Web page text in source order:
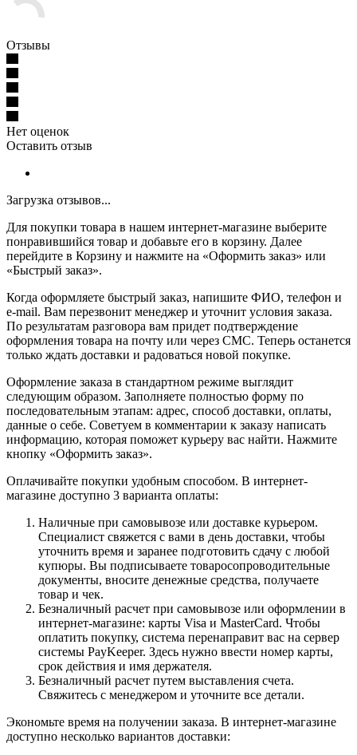
Отзывы
Нет оценок
Оставить отзыв
Загрузка отзывов...
Для покупки товара в нашем интернет-магазине выберите
понравившийся товар и добавьте его в корзину. Далее
перейдите в Корзину и нажмите на «Оформить заказ» или
«Быстрый заказ».
Когда оформляете быстрый заказ, напишите ФИО, телефон и
e-mail. Вам перезвонит менеджер и уточнит условия заказа.
По результатам разговора вам придет подтверждение
оформления товара на почту или через СМС. Теперь останется
только ждать доставки и радоваться новой покупке.
Оформление заказа в стандартном режиме выглядит
следующим образом. Заполняете полностью форму по
последовательным этапам: адрес, способ доставки, оплаты,
данные о себе. Советуем в комментарии к заказу написать
информацию, которая поможет курьеру вас найти. Нажмите
кнопку «Оформить заказ».
Оплачивайте покупки удобным способом. В интернет-
магазине доступно 3 варианта оплаты:
Наличные при самовывозе или доставке курьером.
Специалист свяжется с вами в день доставки, чтобы
уточнить время и заранее подготовить сдачу с любой
купюры. Вы подписываете товаросопроводительные
документы, вносите денежные средства, получаете
товар и чек.
Безналичный расчет при самовывозе или оформлении в
интернет-магазине: карты Visa и MasterCard. Чтобы
оплатить покупку, система перенаправит вас на сервер
системы PayKeeper. Здесь нужно ввести номер карты,
срок действия и имя держателя.
Безналичный расчет путем выставления счета.
Свяжитесь с менеджером и уточните все детали.
Экономьте время на получении заказа. В интернет-магазине
доступно несколько вариантов доставки: